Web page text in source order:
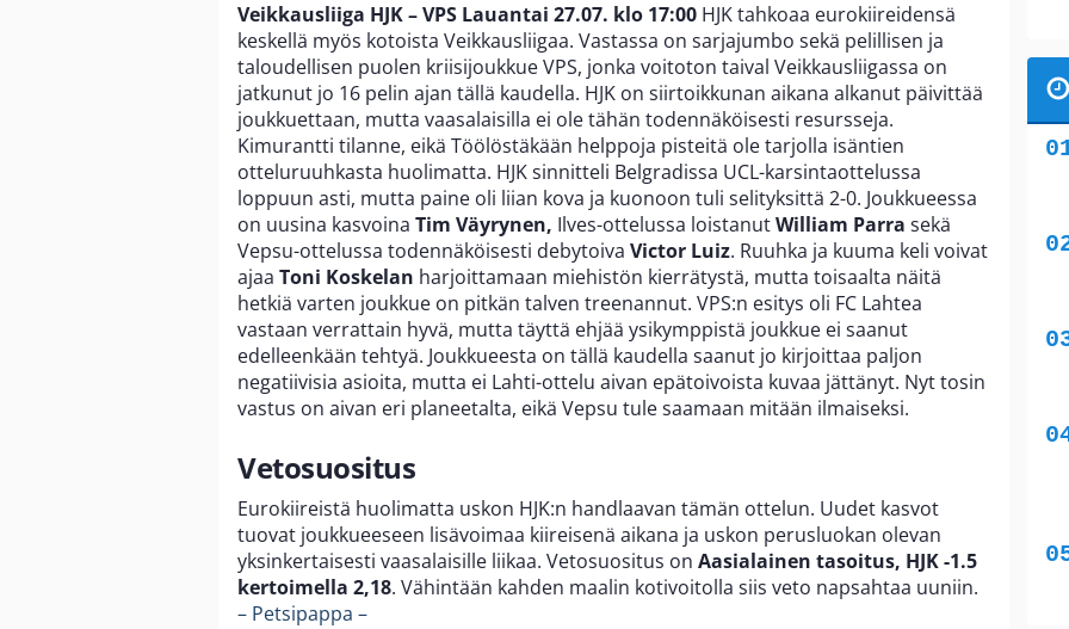
Veikkausliiga HJK – VPS Lauantai 27.07. klo 17:00 HJK tahkoaa eurokiireidensä
keskellä myös kotoista Veikkausliigaa. Vastassa on sarjajumbo sekä pelillisen ja
taloudellisen puolen kriisijoukkue VPS, jonka voitoton taival Veikkausliigassa on
jatkunut jo 16 pelin ajan tällä kaudella. HJK on siirtoikkunan aikana alkanut päivittää
joukkuettaan, mutta vaasalaisilla ei ole tähän todennäköisesti resursseja.
Kimurantti tilanne, eikä Töölöstäkään helppoja pisteitä ole tarjolla isäntien
otteluruuhkasta huolimatta. HJK sinnitteli Belgradissa UCL-karsintaottelussa
loppuun asti, mutta paine oli liian kova ja kuonoon tuli selityksittä 2-0. Joukkueessa
on uusina kasvoina Tim Väyrynen, Ilves-ottelussa loistanutWilliam Parra sekä
Vepsu-ottelussa todennäköisesti debytoiva Victor Luiz. Ruuhka ja kuuma keli voivat
ajaa Toni Koskelan harjoittamaan miehistön kierrätystä, mutta toisaalta näitä
hetkiä varten joukkue on pitkän talven treenannut. VPS:n esitys oli FC Lahtea
vastaan verrattain hyvä, mutta täyttä ehjää ysikymppistä joukkue ei saanut
edelleenkään tehtyä. Joukkueesta on tällä kaudella saanut jo kirjoittaa paljon
negatiivisia asioita, mutta ei Lahti-ottelu aivan epätoivoista kuvaa jättänyt. Nyt tosin
vastus on aivan eri planeetalta, eikä Vepsu tule saamaan mitään ilmaiseksi.
Vetosuositus
Eurokiireistä huolimatta uskon HJK:n handlaavan tämän ottelun. Uudet kasvot
tuovat joukkueeseen lisävoimaa kiireisenä aikana ja uskon perusluokan olevan
yksinkertaisesti vaasalaisille liikaa. Vetosuositus on Aasialainen tasoitus, HJK -1.5
kertoimella 2,18. Vähintään kahden maalin kotivoitolla siis veto napsahtaa uuniin.
– Petsipappa –